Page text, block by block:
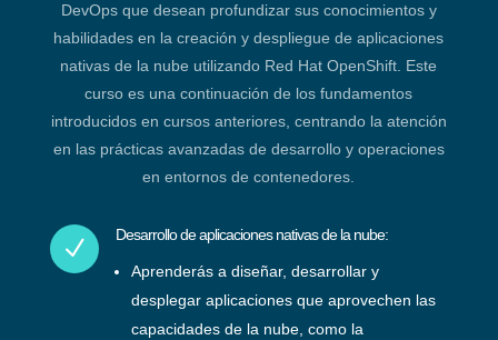
DevOps que desean profundizar sus conocimientos y
habilidades en la creación y despliegue de aplicaciones
nativas de la nube utilizando Red Hat OpenShift. Este
curso es una continuación de los fundamentos
introducidos en cursos anteriores, centrando la atención
en las prácticas avanzadas de desarrollo y operaciones
en entornos de contenedores.
N Desarrollo de aplicaciones nativas de la nube:
Aprenderás a diseñar, desarrollar y
desplegar aplicaciones que aprovechen las
capacidades de la nube, como la